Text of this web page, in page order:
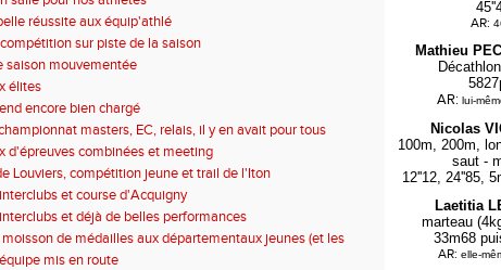
réussite aux équip'athlé
sur piste de la saison
saison mouvementée
élites
encore bien chargé
masters, EC, relais, il y en avait pour tous
d'épreuves combinées et meeting
Louviers, compétition jeune et trail de l'Iton
et course d'Acquigny
et déjà de belles performances
de médailles aux départementaux jeunes (et les
mis en route
AR:
Mathieu
AR: lui-
Nicolas
100m, 200m,
saut -
12''12, 24''85,
Laetitia
marteau
33m68
AR: elle-